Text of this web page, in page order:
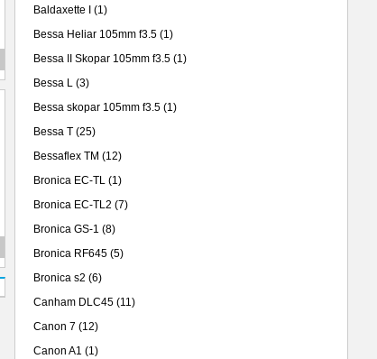
Baldaxette I
(1)
Bessa Heliar 105mm f3.5 (1)
Bessa II Skopar 105mm f3.5 (1)
Bessa L (3)
Bessa skopar 105mm f3.5 (1)
Bessa T (25)
Bessaflex TM (12)
Bronica EC-TL (1)
Bronica EC-TL2 (7)
Bronica GS-1 (8)
Bronica RF645 (5)
Bronica s2 (6)
Canham DLC45 (11)
Canon 7 (12)
Canon A1 (1)